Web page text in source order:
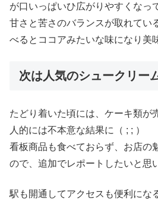
が口いっぱいひ広がりやすくなっ
甘さと苦さのバランスが取れてい
べるとココアみたいな味になり美
次は人気のシュークリー
たどり着いた頃には、ケーキ類が
人的には不本意な結果に（ ; ; ）
看板商品も食べておらず、お店の
ので、追加でレポートしたいと思
駅も開通してアクセスも便利にな